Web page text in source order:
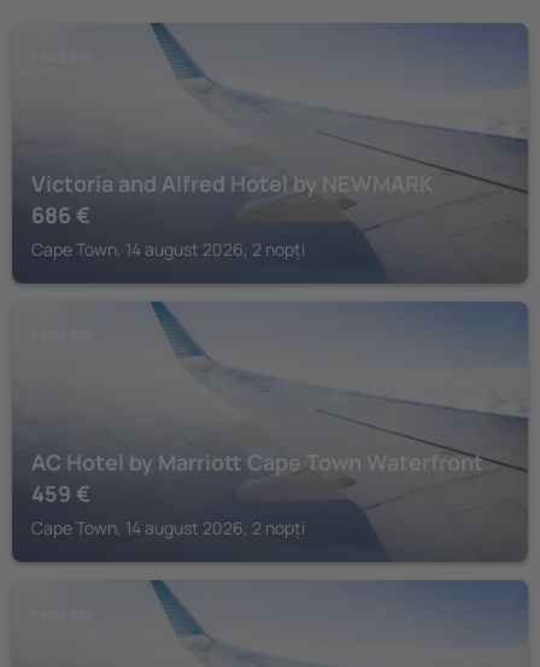
Victoria and Alfred Hotel by NEWMARK
686 €
Cape Town, 14 august 2026, 2 nopți
AC Hotel by Marriott Cape Town Waterfront
459 €
Cape Town, 14 august 2026, 2 nopți